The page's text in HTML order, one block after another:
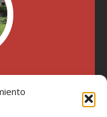
1969 y desde el
medios.
sobre lo que me